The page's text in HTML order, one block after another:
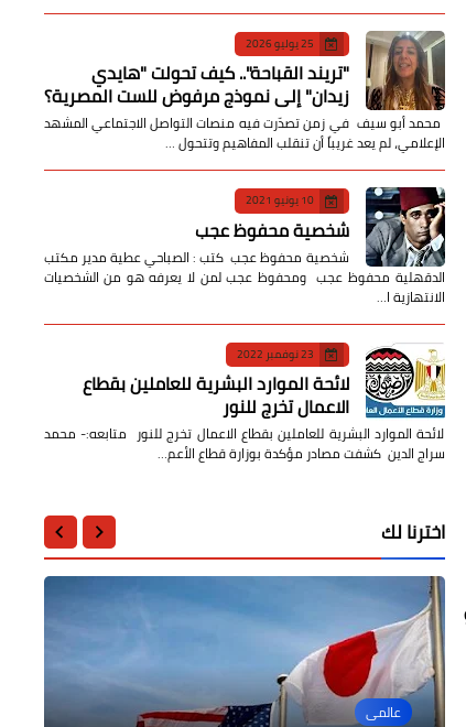
25 يوليو 2026
​"تريند القباحة".. كيف تحولت "هايدي
زيدان" إلى نموذج مرفوض للست المصرية؟
​ محمد أبو سيف ​في زمن تصدّرت فيه منصات التواصل الاجتماعي المشهد
الإعلامي، لم يعد غريباً أن تنقلب المفاهيم وتتحول …
10 يونيو 2021
شخصية محفوظ عجب
شخصية محفوظ عجب كتب : الصباحي عطية مدير مكتب
الدقهلية محفوظ عجب ومحفوظ عجب لمن لا يعرفه هو من الشخصيات
الانتهازية ا…
23 نوفمبر 2022
لائحة الموارد البشرية للعاملين بقطاع
الاعمال تخرج للنور
لائحة الموارد البشرية للعاملين بقطاع الاعمال تخرج للنور متابعه:- محمد
سراج الدين كشفت مصادر مؤكدة بوزارة قطاع الأعم…
اخترنا لك
عالمى
محافظات
....